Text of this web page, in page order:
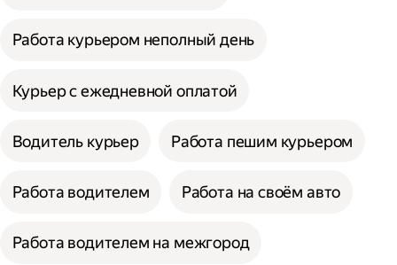
Работа курьером неполный день
Курьер с ежедневной оплатой
Водитель курьер Работа пешим курьером
Работа водителем Работа на своём авто
Работа водителем на межгород